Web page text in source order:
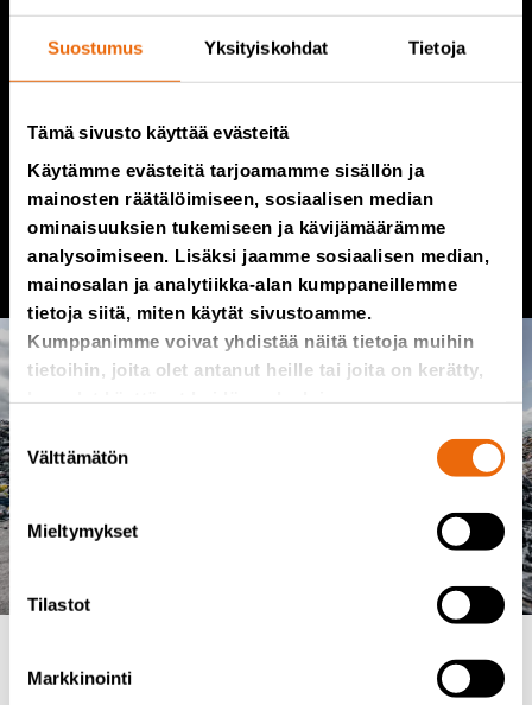
Suostumus Yksityiskohdat Tietoja
Tämä sivusto käyttää evästeitä
Käytämme evästeitä tarjoamamme sisällön ja
mainosten räätälöimiseen, sosiaalisen median
ominaisuuksien tukemiseen ja kävijämäärämme
analysoimiseen. Lisäksi jaamme sosiaalisen median,
mainosalan ja analytiikka-alan kumppaneillemme
tietoja siitä, miten käytät sivustoamme.
Kumppanimme voivat yhdistää näitä tietoja muihin
tietoihin, joita olet antanut heille tai joita on kerätty,
Suostumuksen
valinta
Välttämätön
Mieltymykset
Tilastot
Markkinointi
tuottavammaksi.
Kun toiminnassa keskityttiin parhaiden työkalujen
muuttui ja käyttöön otettiin jatkuvan kehittämisen malli.